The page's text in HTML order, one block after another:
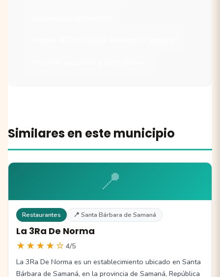
Similares en este municipio
📍
Restaurantes 📍 Santa Bárbara de Samaná
La 3Ra De Norma
★★★★☆ 4/5
La 3Ra De Norma es un establecimiento ubicado en Santa
Bárbara de Samaná, en la provincia de Samaná, República